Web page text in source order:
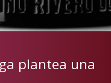
plantea una